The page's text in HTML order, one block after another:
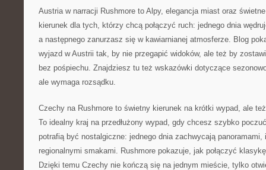
Austria w narracji Rushmore to Alpy, elegancja miast oraz
kierunek dla tych, którzy chcą połączyć ruch: jednego dnia
a następnego zanurzasz się w kawiarnianej atmosferze. Blog
wyjazd w Austrii tak, by nie przegapić widoków, ale też by
bez pośpiechu. Znajdziesz tu też wskazówki dotyczące
ale wymaga rozsądku.
Czechy na Rushmore to świetny kierunek na krótki wypad, ale
To idealny kraj na przedłużony wypad, gdy chcesz szybko
potrafią być nostalgiczne: jednego dnia zachwycają panoramami,
regionalnymi smakami. Rushmore pokazuje, jak połączyć
Dzięki temu Czechy nie kończą się na jednym mieście, tylko